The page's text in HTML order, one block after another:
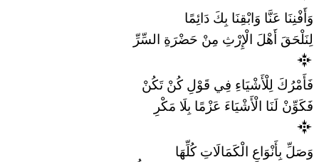
وَأَفْنِنَا عَنَّا وَابْقِنَا بِكَ دَائِمًا
لِنَلْحَقَ أَهْلَ الْإِرْثِ مِنْ حَضْرَةِ السِّرِّ
فَأَمْرُكَ لِلْأَشْيَاءِ فِي قَوْلِ كُنْ تَكُنْ
فَكَوِّنْ لَنَا الْأَشْيَاءَ عَزْمًا بِلَا مَكْرِ
وَصَلِّ بِأَنْوَاعِ الْكَمَالَاتِ كُلِّهَا